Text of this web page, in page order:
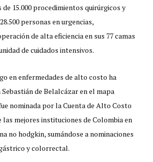
15.000 procedimientos quirúrgicos y
personas en urgencias,
de alta eficiencia en sus 77 camas
de cuidados intensivos.
en enfermedades de alto costo ha
de Belalcázar en el mapa
nominada por la Cuenta de Alto Costo
las mejores instituciones de Colombia en
no hodgkin, sumándose a nominaciones
y colorrectal.